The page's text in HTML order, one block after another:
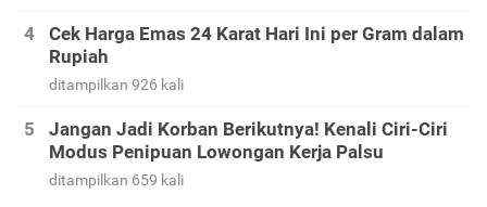
Cek Harga Emas 24 Karat Hari Ini per Gram dalam
Rupiah
ditampilkan 926 kali
Jangan Jadi Korban Berikutnya! Kenali Ciri-Ciri
Modus Penipuan Lowongan Kerja Palsu
ditampilkan 659 kali